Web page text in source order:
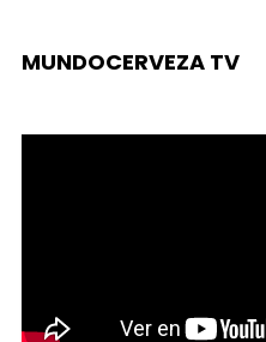
MUNDOCERVEZA TV